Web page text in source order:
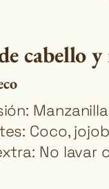
cabello y
Coco,
No lavar